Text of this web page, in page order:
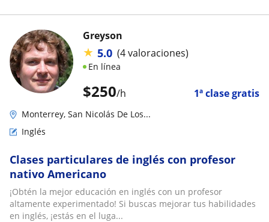
$250/h 1ª clase gratis
Greyson
★ 5.0 (4 valoraciones)
En línea
Monterrey, San Nicolás De Los...
Inglés
Clases particulares de inglés con profesor
nativo Americano
¡Obtén la mejor educación en inglés con un profesor
altamente experimentado! Si buscas mejorar tus habilidades
en inglés, ¡estás en el luga...